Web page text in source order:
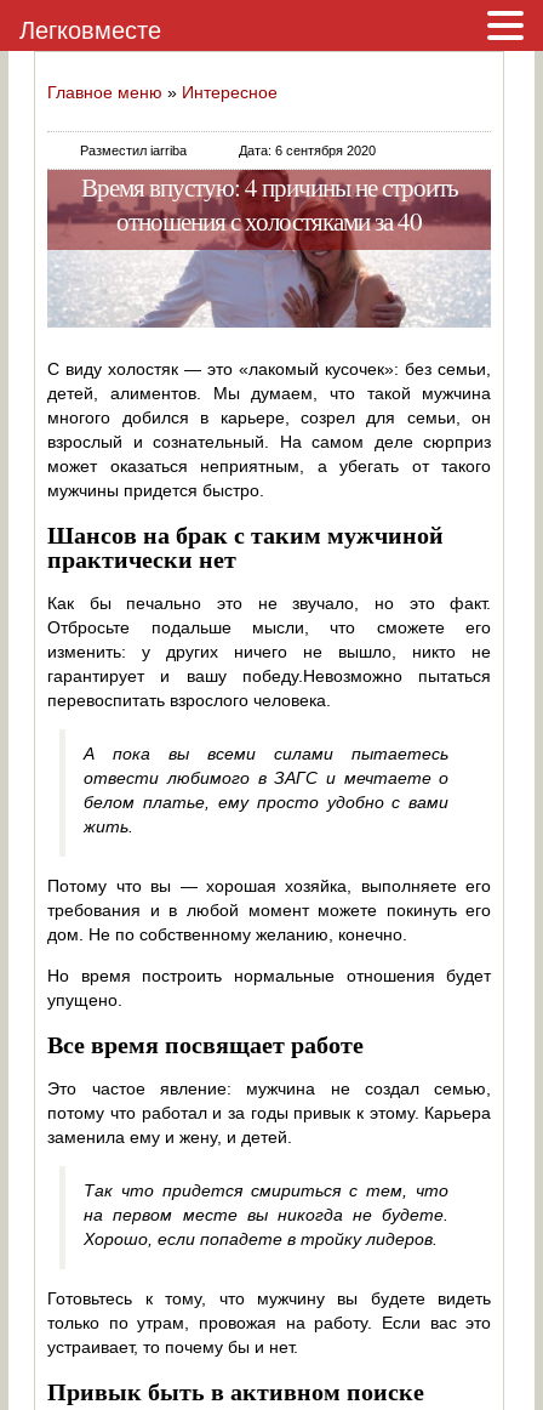
Главное меню » Интересное
Разместил iarriba Дата: 6 сентября 2020
Время впустую: 4 причины не строить
отношения с холостяками за 40
С виду холостяк — это «лакомый кусочек»: без семьи,
детей, алиментов. Мы думаем, что такой мужчина
многого добился в карьере, созрел для семьи, он
взрослый и сознательный. На самом деле сюрприз
может оказаться неприятным, а убегать от такого
мужчины придется быстро.
Шансов на брак с таким мужчиной
практически нет
Как бы печально это не звучало, но это факт.
Отбросьте подальше мысли, что сможете его
изменить: у других ничего не вышло, никто не
гарантирует и вашу победу.Невозможно пытаться
перевоспитать взрослого человека.
А пока вы всеми силами пытаетесь
отвести любимого в ЗАГС и мечтаете о
белом платье, ему просто удобно с вами
жить.
Потому что вы — хорошая хозяйка, выполняете его
требования и в любой момент можете покинуть его
дом. Не по собственному желанию, конечно.
Но время построить нормальные отношения будет
упущено.
Все время посвящает работе
Это частое явление: мужчина не создал семью,
потому что работал и за годы привык к этому. Карьера
заменила ему и жену, и детей.
Так что придется смириться с тем, что
на первом месте вы никогда не будете.
Хорошо, если попадете в тройку лидеров.
Готовьтесь к тому, что мужчину вы будете видеть
только по утрам, провожая на работу. Если вас это
устраивает, то почему бы и нет.
Привык быть в активном поиске
Легковместе